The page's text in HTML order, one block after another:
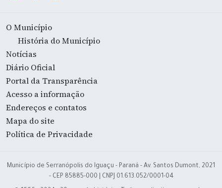
O Município
História do Município
Notícias
Diário Oficial
Portal da Transparência
Acesso a informação
Endereços e contatos
Mapa do site
Política de Privacidade
Município de Serranópolis do Iguaçu - Paraná - Av. Santos Dumont, 2021
- CEP 85885-000 | CNPJ 01.613.052/0001-04